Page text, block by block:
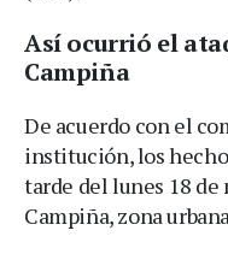
Así ocurrió el
Campiña
De acuerdo con el
institución, los
tarde del lunes 18 de
Campiña, zona